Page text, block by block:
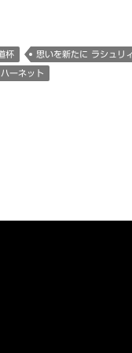
杯 思いを新たに ラシュリ
ーネット